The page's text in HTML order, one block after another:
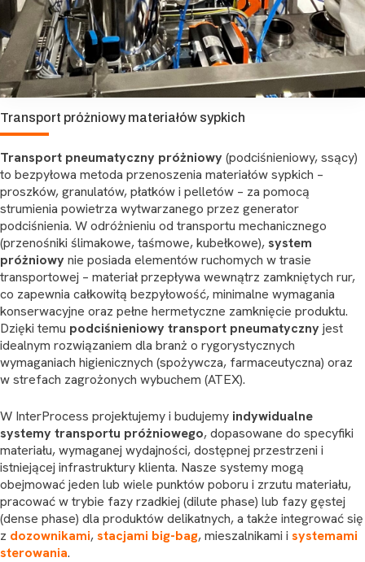
Transport próżniowy materiałów sypkich
Transport pneumatyczny próżniowy (podciśnieniowy, ssący)
to bezpyłowa metoda przenoszenia materiałów sypkich –
proszków, granulatów, płatków i pelletów – za pomocą
strumienia powietrza wytwarzanego przez generator
podciśnienia. W odróżnieniu od transportu mechanicznego
(przenośniki ślimakowe, taśmowe, kubełkowe),system
próżniowy nie posiada elementów ruchomych w trasie
transportowej – materiał przepływa wewnątrz zamkniętych rur,
co zapewnia całkowitą bezpyłowość, minimalne wymagania
konserwacyjne oraz pełne hermetyczne zamknięcie produktu.
Dzięki temu podciśnieniowy transport pneumatyczny jest
idealnym rozwiązaniem dla branż o rygorystycznych
wymaganiach higienicznych (spożywcza, farmaceutyczna) oraz
w strefach zagrożonych wybuchem (ATEX).
W InterProcess projektujemy i budujemy indywidualne
systemy transportu próżniowego, dopasowane do specyfiki
materiału, wymaganej wydajności, dostępnej przestrzeni i
istniejącej infrastruktury klienta. Nasze systemy mogą
obejmować jeden lub wiele punktów poboru i zrzutu materiału,
pracować w trybie fazy rzadkiej (dilute phase) lub fazy gęstej
(dense phase) dla produktów delikatnych, a także integrować się
z dozownikami,stacjami big-bag, mieszalnikami i systemami
sterowania.